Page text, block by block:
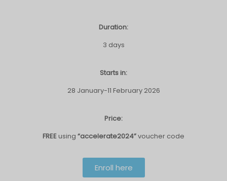
Duration:
3 days
Starts in:
28 January-11 February 2026
Price:
FREE using “accelerate2024”voucher code
Enroll here